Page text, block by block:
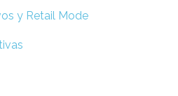
y Retail Mode